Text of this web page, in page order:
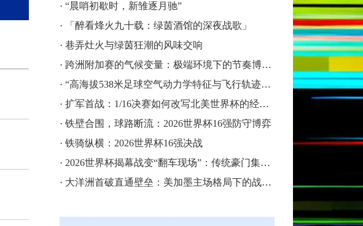
· “晨哨初歇时，新雏逐月驰”
·
「醉看烽火九十载：绿茵酒馆的深夜战歌」
· 巷弄灶火与绿茵狂潮的风味交响
· 跨洲附加赛的气候变量：极端环境下的节奏博弈与战术自适应
· “高海拔538米足球空气动力学特征与飞行轨迹调控机制——以2026世界杯BBVA球场为实证场景”
· 扩军首战：1/16决赛如何改写北美世界杯的经济版图
· 铁壁合围，球路断流：2026世界杯16强防守博弈
· 铁骑纵横：2026世界杯16强决战
· 2026世界杯揭幕战变“翻车现场”：传统豪门集体遇险
· 大洋洲首破直通壁垒：美加墨主场格局下的战术体系重构